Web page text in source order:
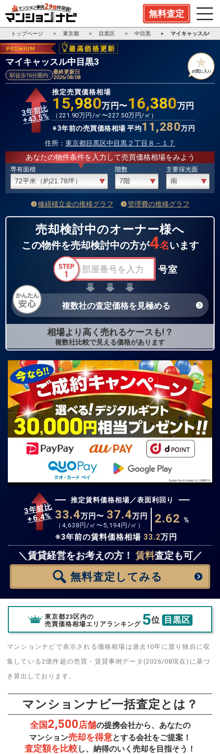
無料査定
トップページ 東京都 目黒区 中目黒 マイキャッスル中
マイキャッスル中目黒3
駅徒歩16分圏内
最終更新日
2026/08/08
3年前比
+43.5%
推定売買価格相場
15,980万円〜16,380万円
（ 221.90万円/㎡〜227.50万円/㎡）
※3年前の売買価格相場 平均11,280万円
住所： 東京都目黒区中目黒２丁目８－１７
あなたの物件条件を入力して売買価格相場をみよう
専有面積 階数 主要採光面
修繕積立金の推移グラフ 管理費の推移グラフ
売却検討中のオーナー様へ
この物件を売却検討中の方が4名います
号室
複数社の査定価格を見極める
相場より高く売れるケースも!？
複数社比較で見える価格があります
3年前比
+6.4%
推定賃料価格相場／表面利回り
33.4万円〜 37.4万円
（ 4,638 円/㎡〜 5,194円/㎡） 2.62 %
※3年前の賃料価格相場 33.2万円
＼賃貸経営をお考えの方！賃料査定も可／
無料査定 してみる
無料査定スタート！
東京都23区内の
売買価格相場エリアランキング 5位 目黒区
マンションナビで表示される価格相場は過去10年に渡り独自に収
集している2億件超の売買・賃貸事例データ(2026/08現在)に基づ
き算出しております。
マンションナビ一括査定とは？
全国2,500店舗の提携会社から、あなたの
マンション売却を得意とする会社をご提案！
査定額を比較し、納得のいく売却を目指そう！